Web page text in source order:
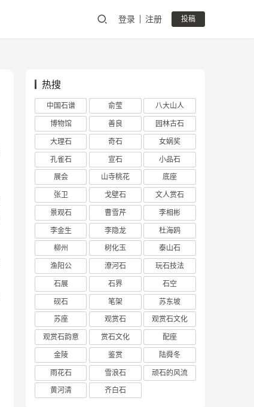
登录 注册 投稿
热搜
中国石谱 俞莹
八大山人
博物馆
善良
园林古石
大理石
奇石
女娲奖
孔雀石
宣石
小品石
展会
山寺桃花
底座
张卫
戈壁石
文人赏石
景观石
曹雪芹
李相彬
李金生
李隐龙
杜海鸥
柳州
树化玉
泰山石
渔阳公
潦河石
玩石技法
石展
石界
石空
砚石
笔架
苏东坡
苏座
观赏石
观赏石文化
观赏石韵意
赏石文化
配座
金陵
鉴赏
陆舜冬
雨花石
雪浪石
顽石的风流
黄河清
齐白石